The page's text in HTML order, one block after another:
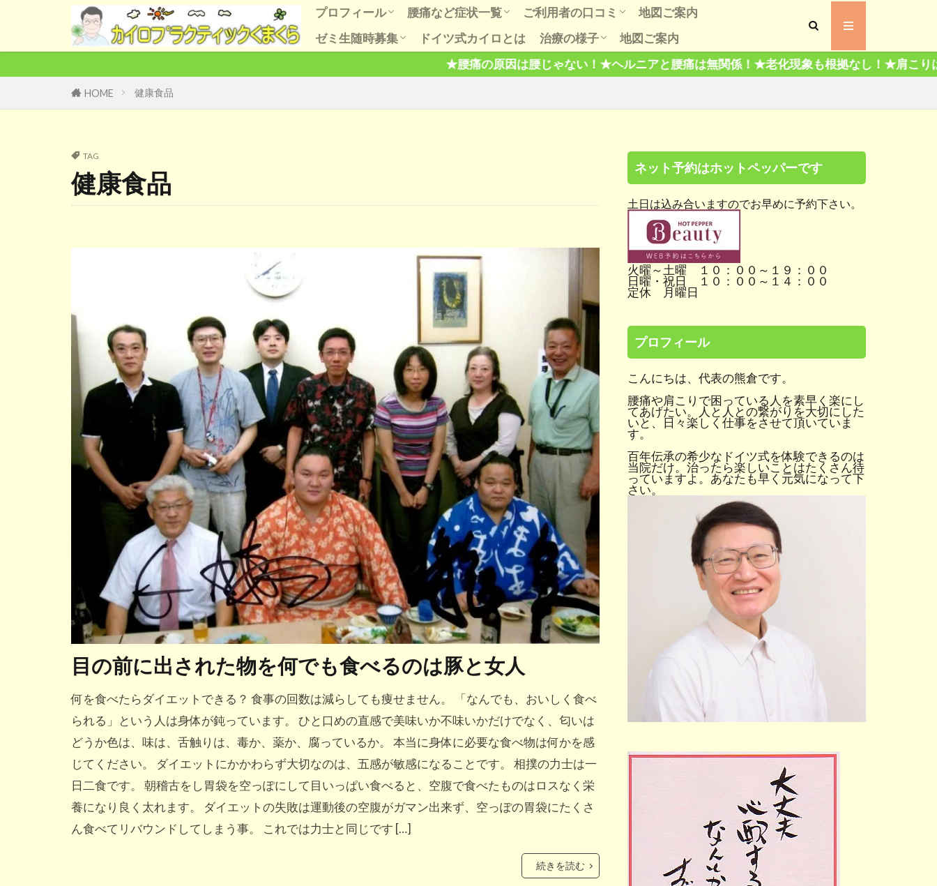
プロフィール
初めての方へ
お知らせ
腰痛など症状一覧
もっとＱ＆Ａ
腰、股関節での会話
肩こり五十肩は肩だけもんでも治ら
ダイエットの話
肩治療での会話
膝関節痛、歳のせいも根拠なし。
膝治療での会話
病は気から、気とは何？
ご利用者の口コミ
ご利用者の喜びの声
腰肩膝など口コミ 評判
骨盤や出産の口コミ評判
地図ご案内
ゼミ生随時募集
六ヶ月間の講習で本当に治せる技術
を習得します。
健康セミナー開催の様子
ドイツ式カイロとは 治療の様子
芸能、スポーツ、有名人交遊録
趣味と健康
地図ご案内
★腰痛の原因は腰じゃない！★ヘルニアと腰痛は無関係！★老化現象も根拠なし！★肩こりは肩だけもんでも
HOME 健康食品
TAG
健康食品
目の前に出された物を何でも食べるのは豚と女人
何を食べたらダイエットできる？ 食事の回数は減らしても痩せません。 「なんでも、おいしく食べ
られる」という人は身体が鈍っています。 ひと口めの直感で美味いか不味いかだけでなく、匂いは
どうか色は、味は、舌触りは、毒か、薬か、腐っているか。 本当に身体に必要な食べ物は何かを感
じてください。 ダイエットにかかわらず大切なのは、五感が敏感になることです。 相撲の力士は一
日二食です。 朝稽古をし胃袋を空っぽにして目いっぱい食べると、空腹で食べたものはロスなく栄
養になり良く太れます。 ダイエットの失敗は運動後の空腹がガマン出来ず、空っぽの胃袋にたくさ
ん食べてリバウンドしてしまう事。 これでは力士と同じです […]
続きを読む
ネット予約はホットペッパーです
土日は込み合いますのでお早めに予約下さい。
火曜～土曜 １０：００～１９：００
日曜・祝日 １０：００～１４：００
定休 月曜日
プロフィール
こんにちは、代表の熊倉です。
腰痛や肩こりで困っている人を素早く楽にし
てあげたい。人と人との繋がりを大切にした
いと、日々楽しく仕事をさせて頂いていま
す。
百年伝承の希少なドイツ式を体験できるのは
当院だけ。治ったら楽しいことはたくさん待
っていますよ。あなたも早く元気になって下
さい。